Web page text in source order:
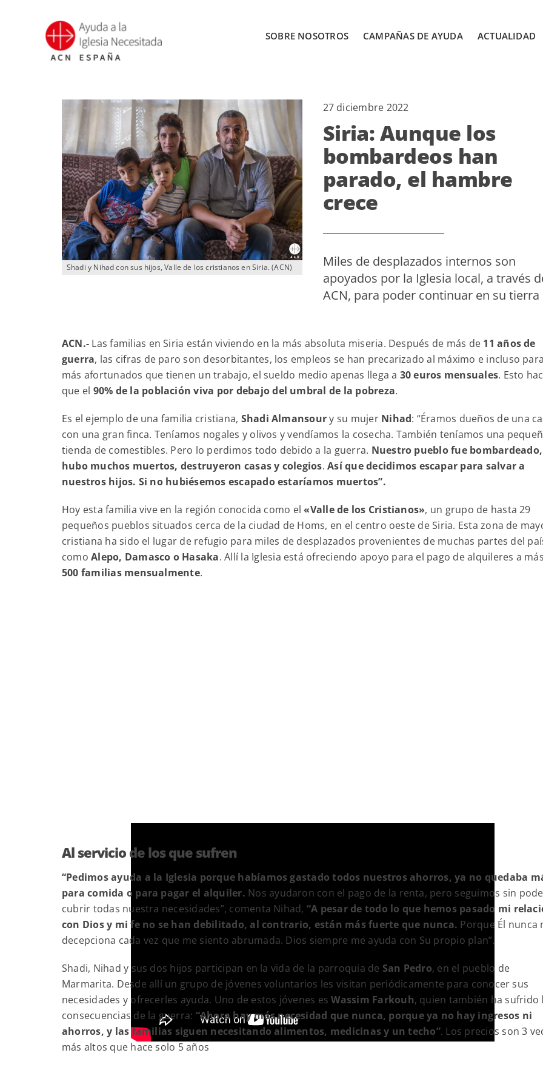
contenido
SOBRE NOSOTROS CAMPAÑAS DE AYUDA ACTUALIDAD
Shadi y Nihad con sus hijos, Valle de los cristianos en Siria. (ACN)
27 diciembre 2022
Siria: Aunque los
bombardeos han
parado, el hambre
crece
Miles de desplazados internos son
apoyados por la Iglesia local, a través
ACN, para poder continuar en su tierra
ACN.- Las familias en Siria están viviendo en la más absoluta miseria. Después de más de 11 años de
guerra, las cifras de paro son desorbitantes, los empleos se han precarizado al máximo e incluso
más afortunados que tienen un trabajo, el sueldo medio apenas llega a 30 euros mensuales. Esto
que el 90% de la población viva por debajo del umbral de la pobreza.
Es el ejemplo de una familia cristiana, Shadi Almansoury su mujer Nihad: “Éramos dueños de una
con una gran finca. Teníamos nogales y olivos y vendíamos la cosecha. También teníamos una
tienda de comestibles. Pero lo perdimos todo debido a la guerra. Nuestro pueblo fue bombardeado,
hubo muchos muertos, destruyeron casas y colegios.Así que decidimos escapar para salvar a
nuestros hijos. Si no hubiésemos escapado estaríamos muertos”.
Hoy esta familia vive en la región conocida como el«Valle de los Cristianos», un grupo de hasta 29
pequeños pueblos situados cerca de la ciudad de Homs, en el centro oeste de Siria. Esta zona de
cristiana ha sido el lugar de refugio para miles de desplazados provenientes de muchas partes del
comoAlepo, Damasco o Hasaka. Allí la Iglesia está ofreciendo apoyo para el pago de alquileres a
500 familias mensualmente.
Al servicio de los que sufren
“Pedimos ayuda a la Iglesia porque habíamos gastado todos nuestros ahorros, ya no quedaba
para comida o para pagar el alquiler. Nos ayudaron con el pago de la renta, pero seguimos sin
cubrir todas nuestra necesidades”, comenta Nihad, “A pesar de todo lo que hemos pasado mi
con Dios y mi fe no se han debilitado, al contrario, están más fuerte que nunca. Porque Él nunca
decepciona cada vez que me siento abrumada. Dios siempre me ayuda con Su propio plan”.
Shadi, Nihad y sus dos hijos participan en la vida de la parroquia de San Pedro, en el pueblo de
Marmarita. Desde allí un grupo de jóvenes voluntarios les visitan periódicamente para conocer sus
necesidades y ofrecerles ayuda. Uno de estos jóvenes es Wassim Farkouh, quien también ha sufrido
consecuencias de la guerra: “Ahora hay más necesidad que nunca, porque ya no hay ingresos ni
ahorros, y las familias siguen necesitando alimentos, medicinas y un techo”. Los precios son 3
más altos que hace solo 5 años